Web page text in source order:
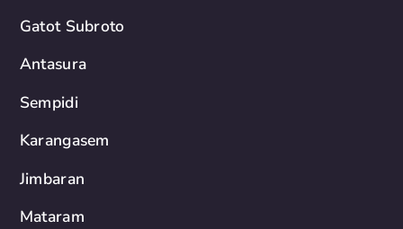
Gatot Subroto
Antasura
Sempidi
Karangasem
Jimbaran
Mataram